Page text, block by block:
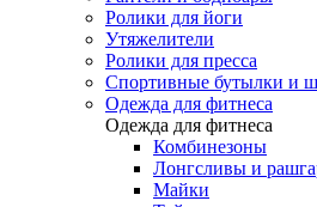
Ролики для йоги
Утяжелители
Ролики для пресса
Спортивные бутылки и
Одежда для фитнеса
Одежда для фитнеса
Комбинезоны
Лонгсливы и
Майки